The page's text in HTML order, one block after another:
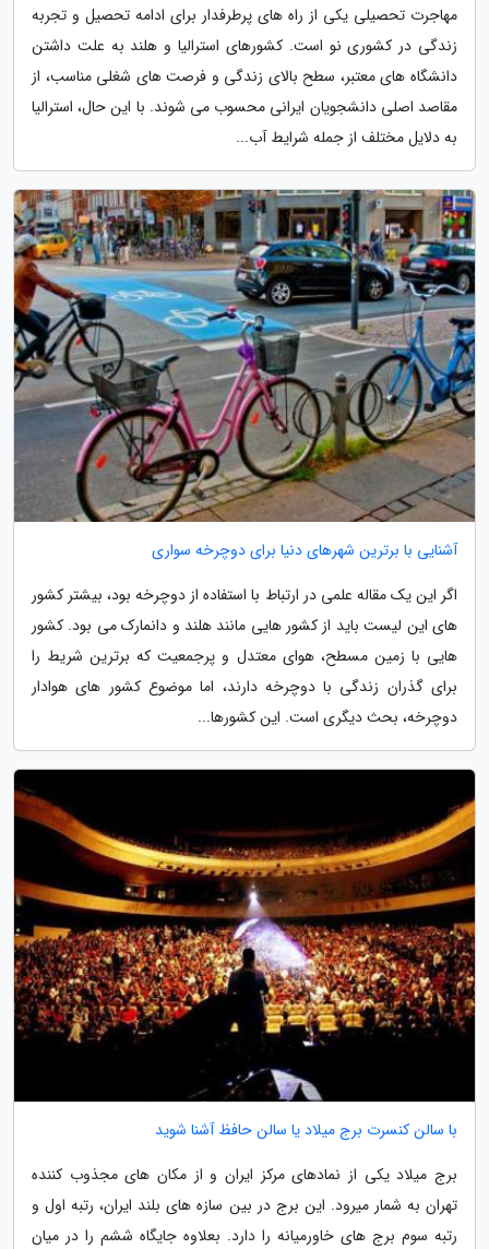
مهاجرت تحصیلی یکی از راه های پرطرفدار برای ادامه تحصیل و تجربه
زندگی در کشوری نو است. کشورهای استرالیا و هلند به علت داشتن
دانشگاه های معتبر، سطح بالای زندگی و فرصت های شغلی مناسب، از
مقاصد اصلی دانشجویان ایرانی محسوب می شوند. با این حال، استرالیا
به دلایل مختلف از جمله شرایط آب...
آشنایی با برترین شهرهای دنیا برای دوچرخه سواری
اگر این یک مقاله علمی در ارتباط با استفاده از دوچرخه بود، بیشتر کشور
های این لیست باید از کشور هایی مانند هلند و دانمارک می بود. کشور
هایی با زمین مسطح، هوای معتدل و پرجمعیت که برترین شریط را
برای گذران زندگی با دوچرخه دارند، اما موضوع کشور های هوادار
دوچرخه، بحث دیگری است. این کشورها...
با سالن کنسرت برج میلاد یا سالن حافظ آشنا شوید
برج میلاد یکی از نمادهای مرکز ایران و از مکان های مجذوب کننده
تهران به شمار میرود. این برج در بین سازه های بلند ایران، رتبه اول و
رتبه سوم برج های خاورمیانه را دارد. بعلاوه جایگاه ششم را در میان